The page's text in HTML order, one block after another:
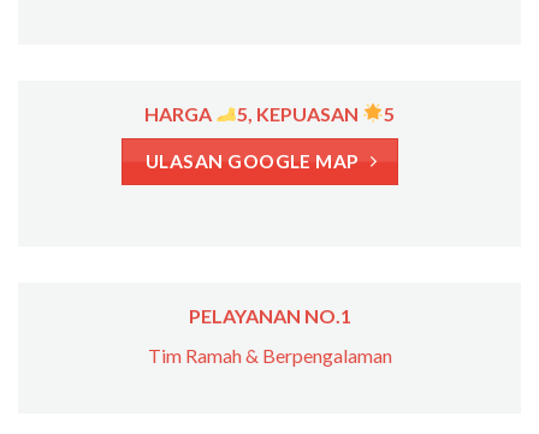
HARGA 5, KEPUASAN 5
ULASAN GOOGLE MAP
PELAYANAN NO.1
Tim Ramah & Berpengalaman